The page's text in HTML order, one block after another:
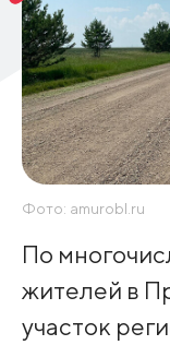
Фото: amurobl.ru
По
жителей в
участок